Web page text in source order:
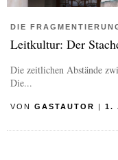
DIE
Leitkultur: Der
Die zeitlichen Abstände
Die...
VON GASTAUTOR | 1.